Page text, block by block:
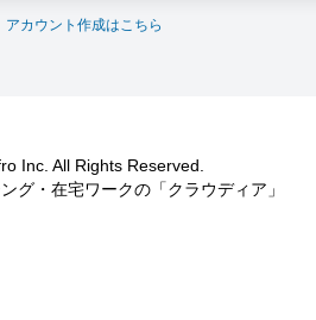
アカウント作成はこちら
Inc. All Rights Reserved.
グ・在宅ワークの「クラウディア」